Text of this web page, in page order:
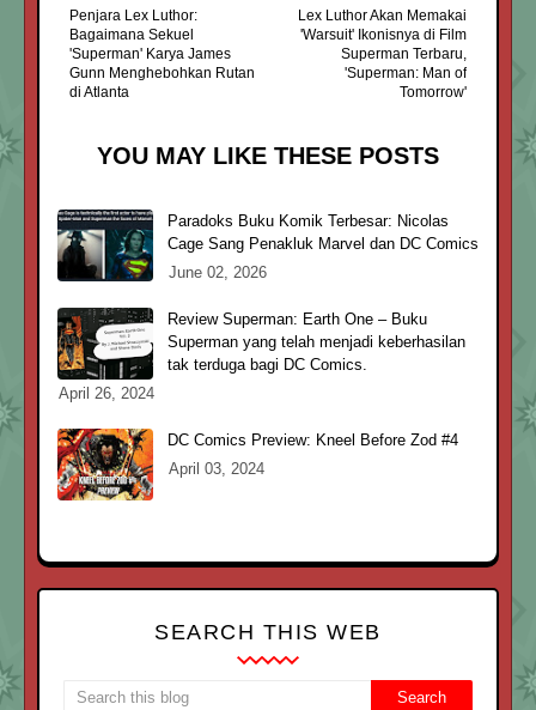
Lex Luthor Akan Memakai
'Warsuit' Ikonisnya di Film
Superman Terbaru,
'Superman: Man of
Tomorrow'
Penjara Lex Luthor:
Bagaimana Sekuel
'Superman' Karya James
Gunn Menghebohkan Rutan
di Atlanta
YOU MAY LIKE THESE POSTS
Paradoks Buku Komik Terbesar: Nicolas
Cage Sang Penakluk Marvel dan DC Comics
June 02, 2026
Review Superman: Earth One – Buku
Superman yang telah menjadi keberhasilan
tak terduga bagi DC Comics.
April 26, 2024
DC Comics Preview: Kneel Before Zod #4
April 03, 2024
SEARCH THIS WEB